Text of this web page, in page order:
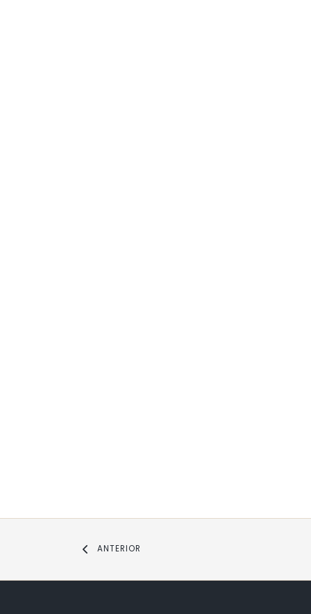
ANTERIOR